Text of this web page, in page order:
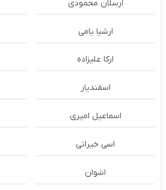
ارسلان محمودی
ارشیا یامی
ارکا علیزاده
اسفندیار
اسماعیل امیری
اسی خیراتی
اشوان